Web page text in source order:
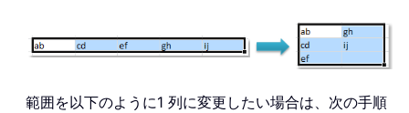
範囲を以下のように1 列に変更したい場合は、次の手順